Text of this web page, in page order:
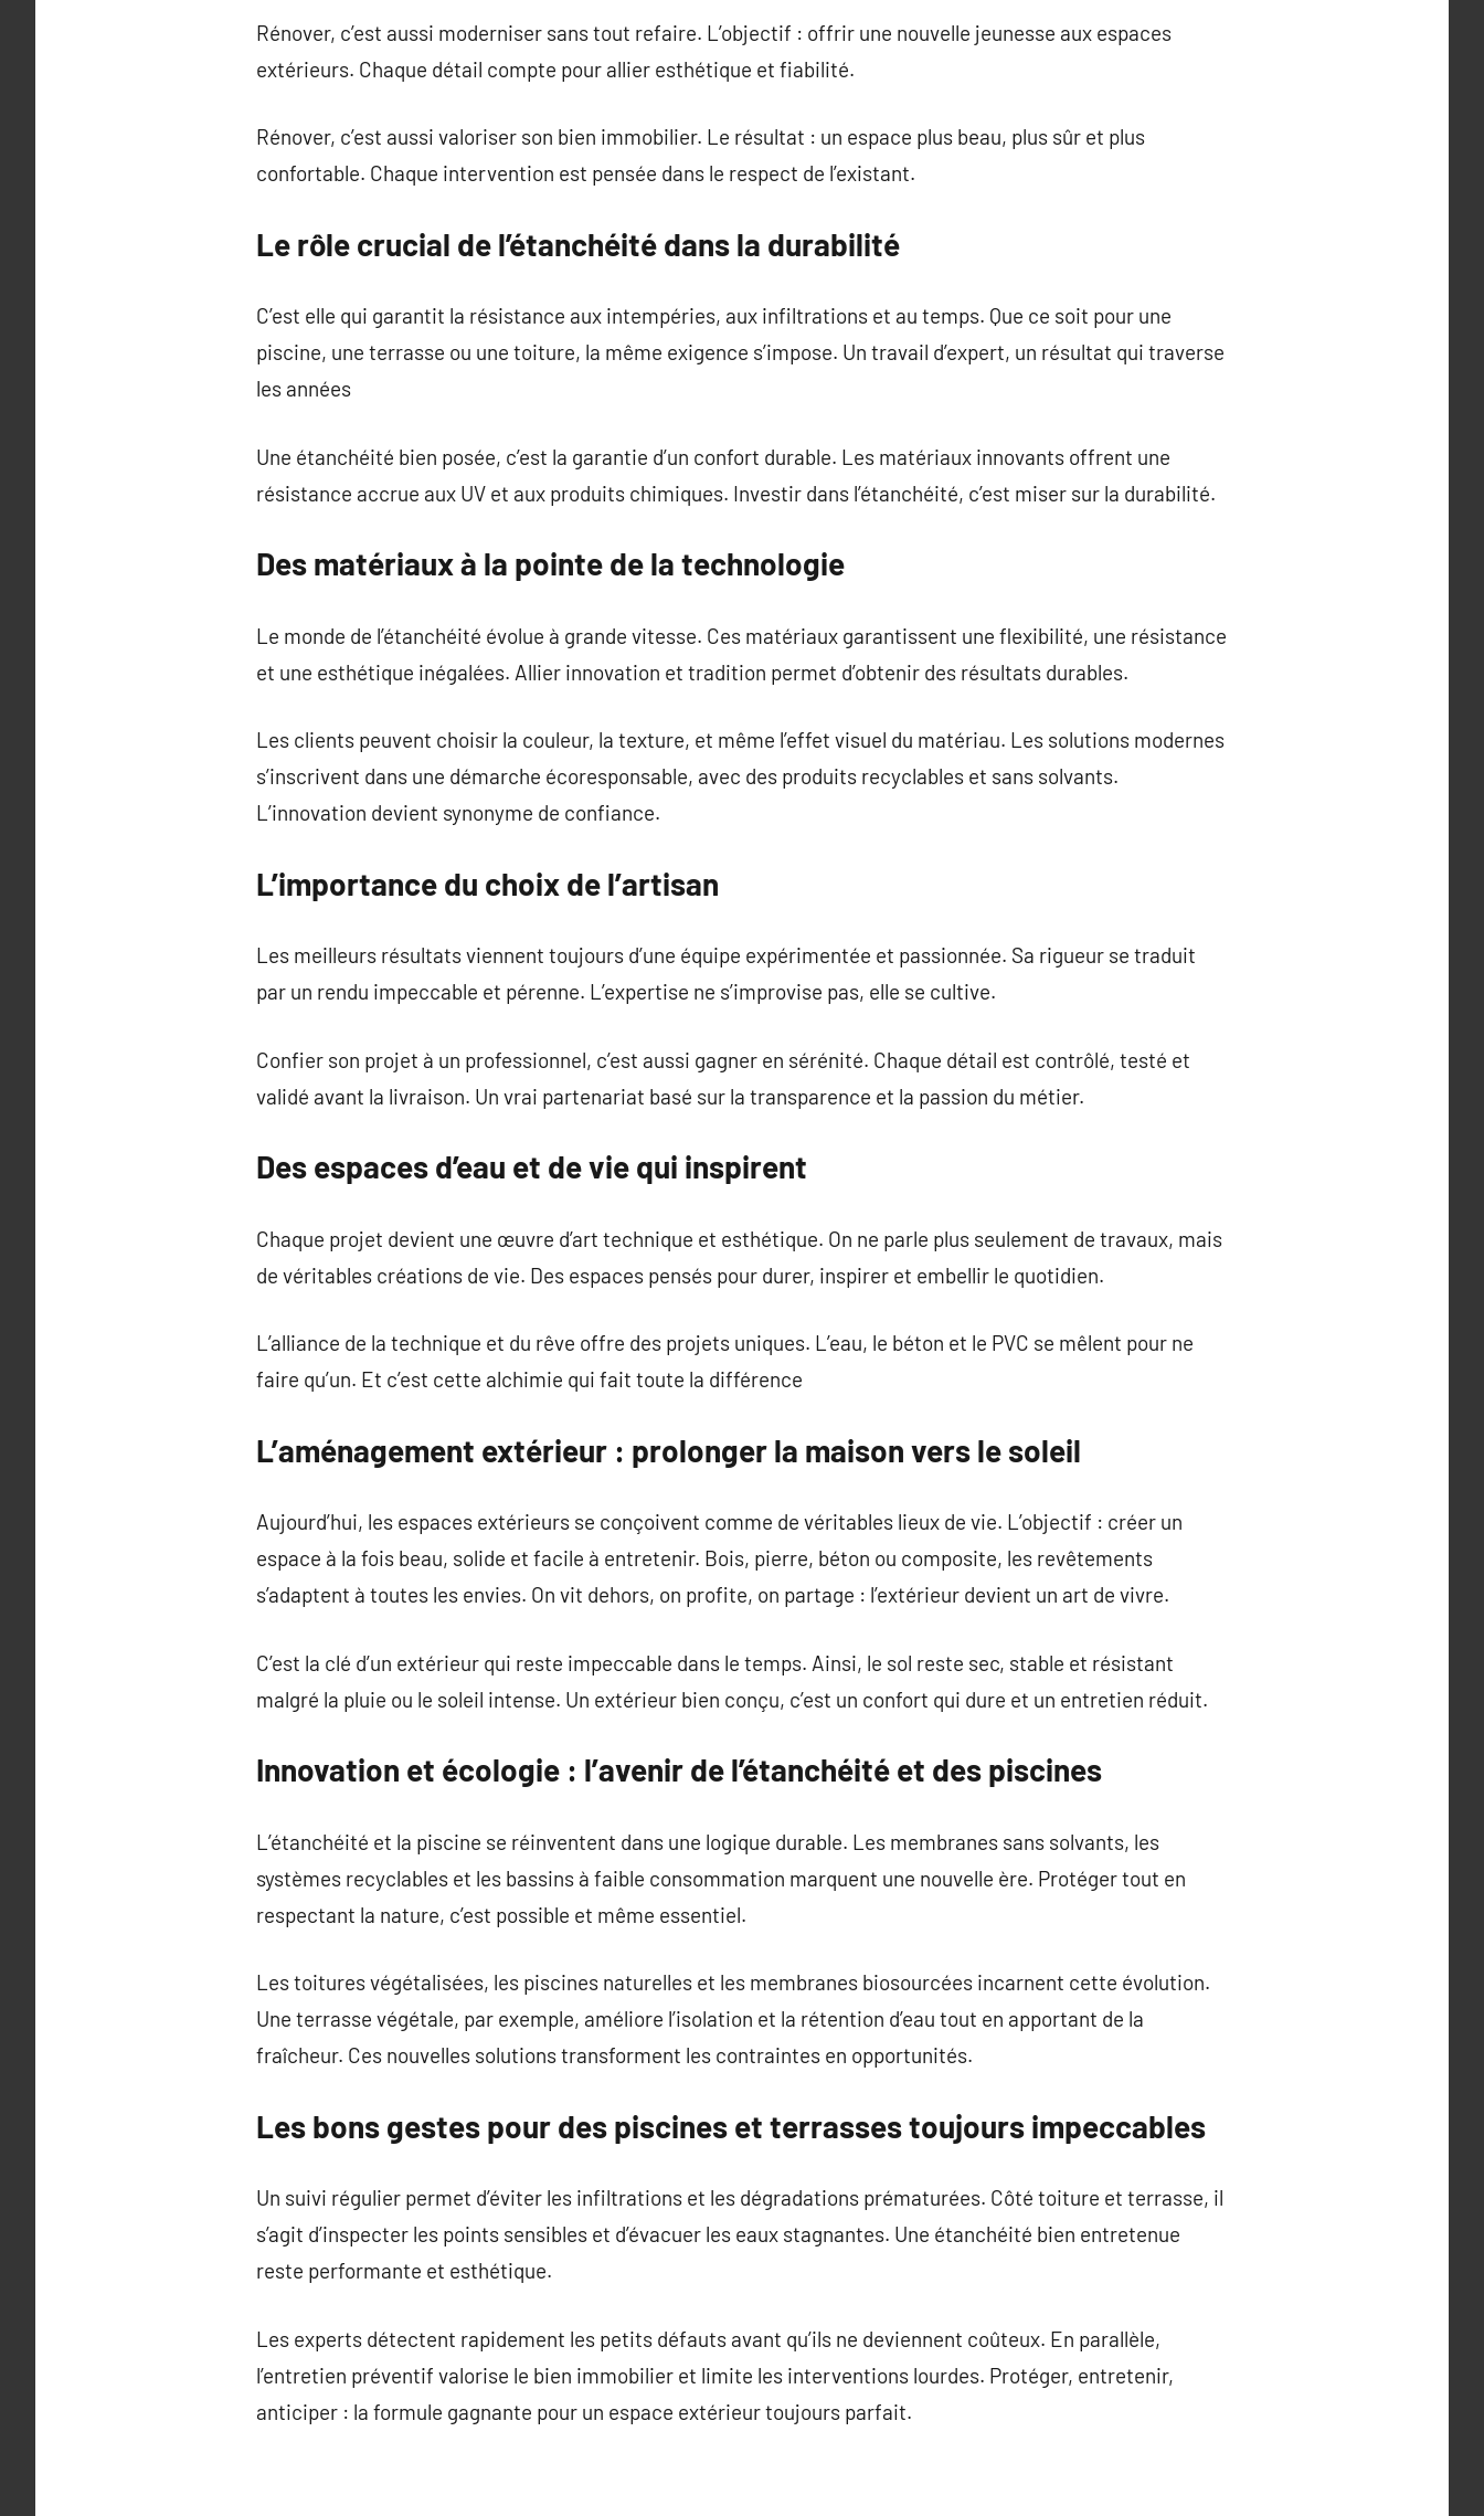
Rénover, c’est aussi moderniser sans tout refaire. L’objectif : offrir une nouvelle jeunesse aux espaces
extérieurs. Chaque détail compte pour allier esthétique et fiabilité.
Rénover, c’est aussi valoriser son bien immobilier. Le résultat : un espace plus beau, plus sûr et plus
confortable. Chaque intervention est pensée dans le respect de l’existant.
Le rôle crucial de l’étanchéité dans la durabilité
C’est elle qui garantit la résistance aux intempéries, aux infiltrations et au temps. Que ce soit pour une
piscine, une terrasse ou une toiture, la même exigence s’impose. Un travail d’expert, un résultat qui traverse
les années
Une étanchéité bien posée, c’est la garantie d’un confort durable. Les matériaux innovants offrent une
résistance accrue aux UV et aux produits chimiques. Investir dans l’étanchéité, c’est miser sur la durabilité.
Des matériaux à la pointe de la technologie
Le monde de l’étanchéité évolue à grande vitesse. Ces matériaux garantissent une flexibilité, une résistance
et une esthétique inégalées. Allier innovation et tradition permet d’obtenir des résultats durables.
Les clients peuvent choisir la couleur, la texture, et même l’effet visuel du matériau. Les solutions modernes
s’inscrivent dans une démarche écoresponsable, avec des produits recyclables et sans solvants.
L’innovation devient synonyme de confiance.
L’importance du choix de l’artisan
Les meilleurs résultats viennent toujours d’une équipe expérimentée et passionnée. Sa rigueur se traduit
par un rendu impeccable et pérenne. L’expertise ne s’improvise pas, elle se cultive.
Confier son projet à un professionnel, c’est aussi gagner en sérénité. Chaque détail est contrôlé, testé et
validé avant la livraison. Un vrai partenariat basé sur la transparence et la passion du métier.
Des espaces d’eau et de vie qui inspirent
Chaque projet devient une œuvre d’art technique et esthétique. On ne parle plus seulement de travaux, mais
de véritables créations de vie. Des espaces pensés pour durer, inspirer et embellir le quotidien.
L’alliance de la technique et du rêve offre des projets uniques. L’eau, le béton et le PVC se mêlent pour ne
faire qu’un. Et c’est cette alchimie qui fait toute la différence
L’aménagement extérieur : prolonger la maison vers le soleil
Aujourd’hui, les espaces extérieurs se conçoivent comme de véritables lieux de vie. L’objectif : créer un
espace à la fois beau, solide et facile à entretenir. Bois, pierre, béton ou composite, les revêtements
s’adaptent à toutes les envies. On vit dehors, on profite, on partage : l’extérieur devient un art de vivre.
C’est la clé d’un extérieur qui reste impeccable dans le temps. Ainsi, le sol reste sec, stable et résistant
malgré la pluie ou le soleil intense. Un extérieur bien conçu, c’est un confort qui dure et un entretien réduit.
Innovation et écologie : l’avenir de l’étanchéité et des piscines
L’étanchéité et la piscine se réinventent dans une logique durable. Les membranes sans solvants, les
systèmes recyclables et les bassins à faible consommation marquent une nouvelle ère. Protéger tout en
respectant la nature, c’est possible et même essentiel.
Les toitures végétalisées, les piscines naturelles et les membranes biosourcées incarnent cette évolution.
Une terrasse végétale, par exemple, améliore l’isolation et la rétention d’eau tout en apportant de la
fraîcheur. Ces nouvelles solutions transforment les contraintes en opportunités.
Les bons gestes pour des piscines et terrasses toujours impeccables
Un suivi régulier permet d’éviter les infiltrations et les dégradations prématurées. Côté toiture et terrasse, il
s’agit d’inspecter les points sensibles et d’évacuer les eaux stagnantes. Une étanchéité bien entretenue
reste performante et esthétique.
Les experts détectent rapidement les petits défauts avant qu’ils ne deviennent coûteux. En parallèle,
l’entretien préventif valorise le bien immobilier et limite les interventions lourdes. Protéger, entretenir,
anticiper : la formule gagnante pour un espace extérieur toujours parfait.